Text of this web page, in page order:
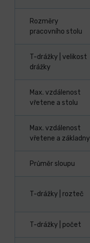
Rozměry
pracovního stolu
T-drážky | velikost
drážky
Max. vzdálenost
vřetene a stolu
Max. vzdálenost
vřetene a základny
Průměr sloupu
T-drážky | rozteč
T-drážky | počet